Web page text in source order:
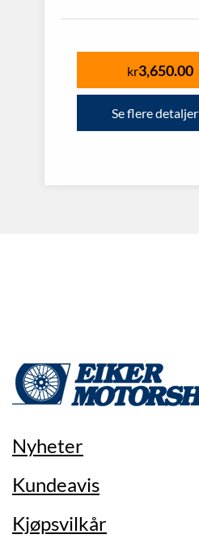
kr3,650.00
Se flere detaljer
Nyheter
Kundeavis
Kjøpsvilkår